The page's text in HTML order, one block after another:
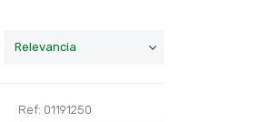
Ref: 01191250